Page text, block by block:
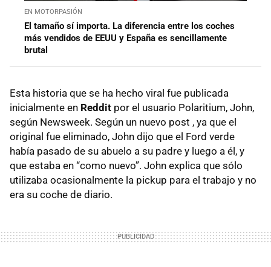
EN MOTORPASIÓN
El tamaño sí importa. La diferencia entre los coches
más vendidos de EEUU y España es sencillamente
brutal
Esta historia que se ha hecho viral fue publicada
inicialmente en Reddit por el usuario Polaritium, John,
según Newsweek. Según un nuevo post , ya que el
original fue eliminado, John dijo que el Ford verde
había pasado de su abuelo a su padre y luego a él, y
que estaba en “como nuevo”. John explica que sólo
utilizaba ocasionalmente la pickup para el trabajo y no
era su coche de diario.